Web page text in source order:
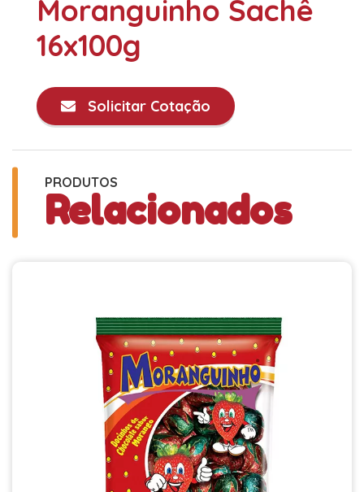
Moranguinho Sachê
16x100g
Solicitar Cotação
PRODUTOS
Relacionados